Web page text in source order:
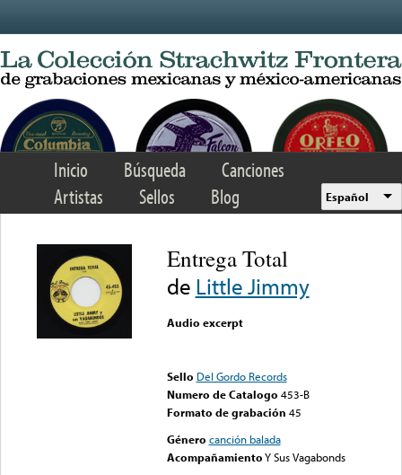
Inicio Búsqueda
Canciones
Artistas
Sellos Blog Español
Entrega Total
de Little Jimmy
Audio excerpt
Sello Del Gordo Records
Numero de Catalogo 453-B
Formato de grabación 45
Género canción balada
AcompañamientoY Sus Vagabonds